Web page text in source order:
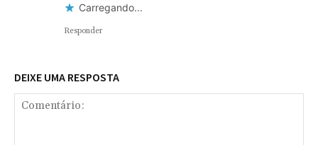
Carregando...
Responder
DEIXE UMA RESPOSTA